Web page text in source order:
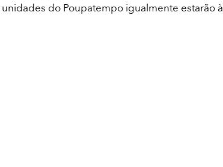
do Poupatempo igualmente estarão